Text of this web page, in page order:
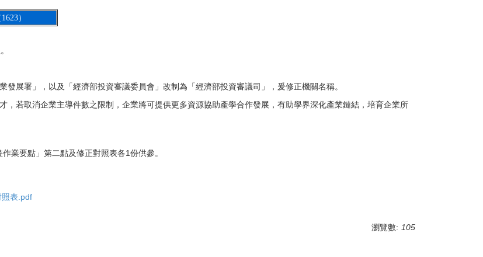
）
展署」，以及「經濟部投資審議委員會」改制為「經濟部投資審議司」，爰修正機關名稱。
若取消企業主導件數之限制，企業將可提供更多資源協助產學合作發展，有助學界深化產業鏈結，培育企業所
業要點」第二點及修正對照表各1份供參。
照表.pdf
瀏覽數: 105